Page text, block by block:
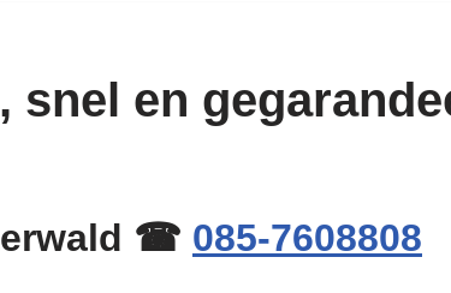
en
☎ 085-7608808